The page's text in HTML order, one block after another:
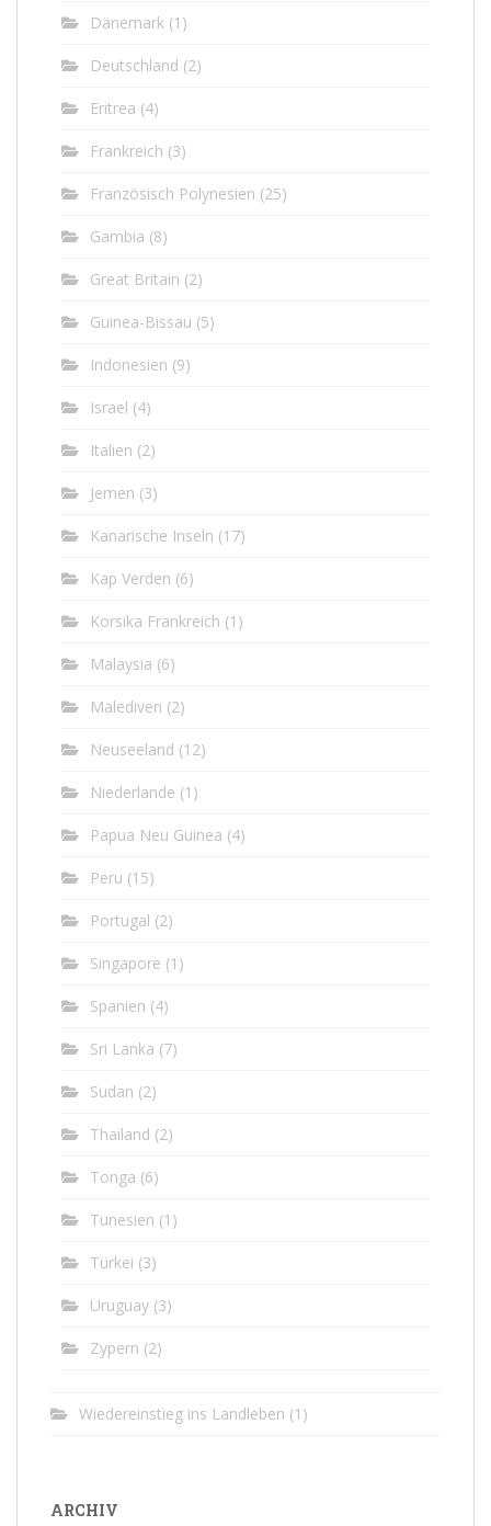
Dänemark (1)
Deutschland (2)
Eritrea (4)
Frankreich (3)
Französisch Polynesien (25)
Gambia (8)
Great Britain (2)
Guinea-Bissau (5)
Indonesien (9)
Israel (4)
Italien (2)
Jemen (3)
Kanarische Inseln (17)
Kap Verden (6)
Korsika Frankreich (1)
Malaysia (6)
Malediven (2)
Neuseeland (12)
Niederlande (1)
Papua Neu Guinea (4)
Peru (15)
Portugal (2)
Singapore (1)
Spanien (4)
Sri Lanka (7)
Sudan (2)
Thailand (2)
Tonga (6)
Tunesien (1)
Türkei (3)
Uruguay (3)
Zypern (2)
Wiedereinstieg ins Landleben (1)
ARCHIV